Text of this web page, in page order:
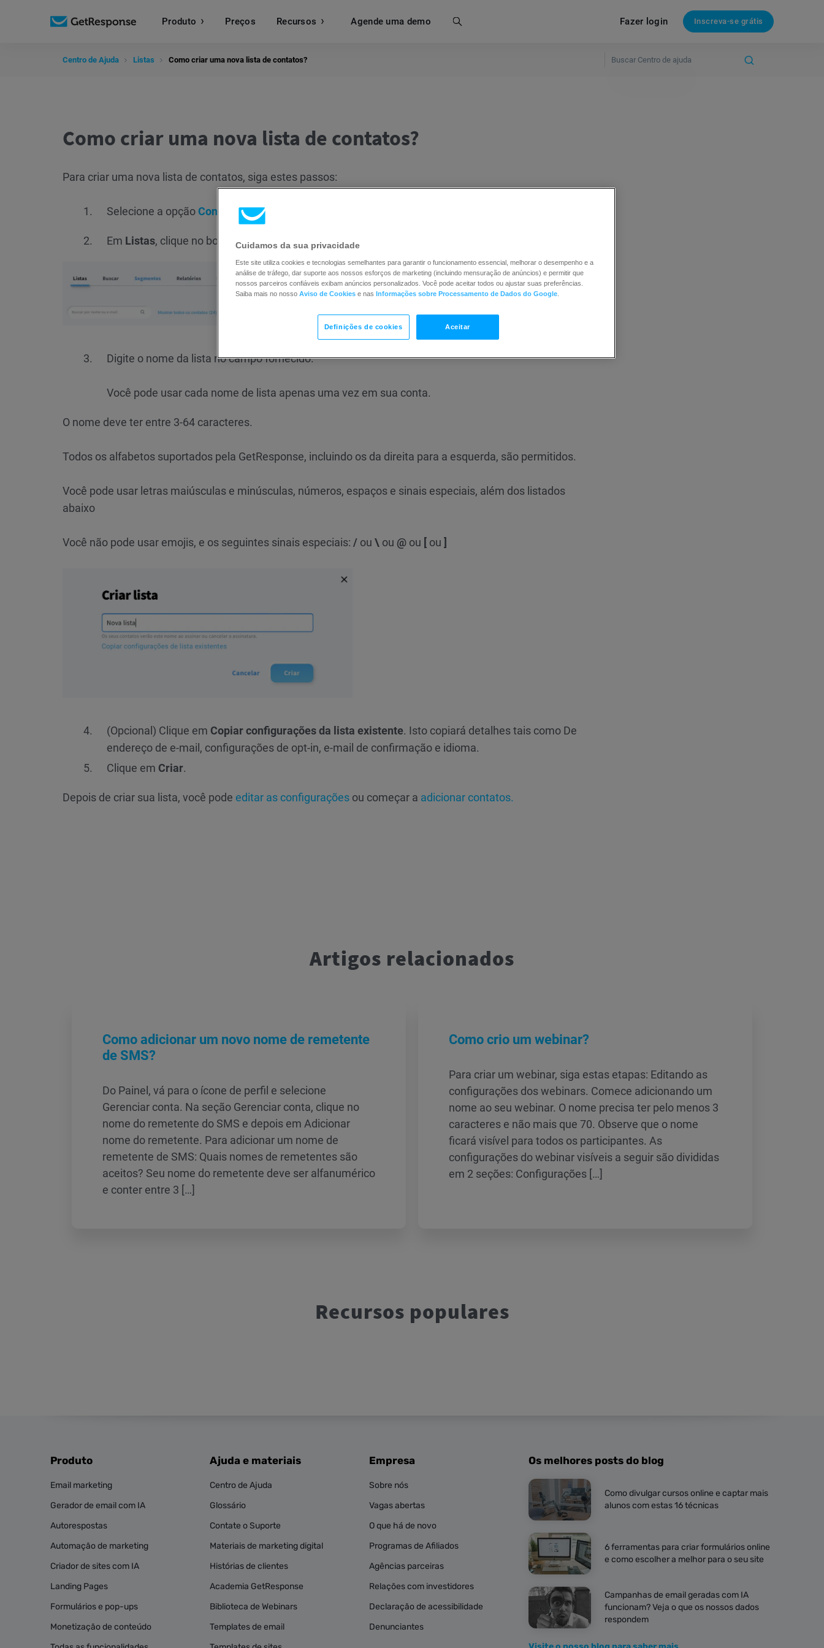
Produto Preços Recursos Agende uma demo
Busca Fazer login Inscreva-se grátis
Centro de Ajuda Listas Como criar uma nova lista de contatos?
Como criar uma nova lista de contatos?
Para criar uma nova lista de contatos, siga estes passos:
Selecione a opçãoContatos.
Em Listas, clique no botãoCriar lista
Digite o nome da lista no campo fornecido.
Você pode usar cada nome de lista apenas uma vez em sua conta.
O nome deve ter entre 3-64 caracteres.
Todos os alfabetos suportados pela GetResponse, incluindo os da direita para a esquerda, são permitidos.
Você pode usar letras maiúsculas e minúsculas, números, espaços e sinais especiais, além dos listados
abaixo
Você não pode usar emojis, e os seguintes sinais especiais: / ou \ ou @ ou [ ou ]
(Opcional) Clique em Copiar configurações da lista existente. Isto copiará detalhes tais como De
endereço de e-mail, configurações de opt-in, e-mail de confirmação e idioma.
Clique em Criar.
Depois de criar sua lista, você pode editar as configurações ou começar a adicionar contatos.
Artigos relacionados
Como adicionar um novo nome de remetente
de SMS?
Do Painel, vá para o ícone de perfil e selecione
Gerenciar conta. Na seção Gerenciar conta, clique no
nome do remetente do SMS e depois em Adicionar
nome do remetente. Para adicionar um nome de
remetente de SMS: Quais nomes de remetentes são
aceitos? Seu nome do remetente deve ser alfanumérico
e conter entre 3 […]
Como crio um webinar?
Para criar um webinar, siga estas etapas: Editando as
configurações dos webinars. Comece adicionando um
nome ao seu webinar. O nome precisa ter pelo menos 3
caracteres e não mais que 70. Observe que o nome
ficará visível para todos os participantes. As
configurações do webinar visíveis a seguir são divididas
em 2 seções: Configurações […]
Recursos populares
Produto
Email marketing
Gerador de email com IA
Autorespostas
Automação de marketing
Criador de sites com IA
Landing Pages
Formulários e pop-ups
Monetização de conteúdo
Ajuda e materiais
Centro de Ajuda
Glossário
Contate o Suporte
Materiais de marketing digital
Histórias de clientes
Academia GetResponse
Biblioteca de Webinars
Templates de email
Empresa
Sobre nós
Vagas abertas
O que há de novo
Programas de Afiliados
Agências parceiras
Relações com investidores
Declaração de acessibilidade
Denunciantes
Os melhores posts do blog
Como divulgar cursos online e captar mais
alunos com estas 16 técnicas
6 ferramentas para criar formulários online
e como escolher a melhor para o seu site
Campanhas de email geradas com IA
funcionam? Veja o que os nossos dados
respondem
Cuidamos da sua privacidade
Este site utiliza cookies e tecnologias semelhantes para garantir o funcionamento essencial, melhorar o desempenho e a
análise de tráfego, dar suporte aos nossos esforços de marketing (incluindo mensuração de anúncios) e permitir que
nossos parceiros confiáveis exibam anúncios personalizados. Você pode aceitar todos ou ajustar suas preferências.
Saiba mais no nosso Aviso de Cookies e nas Informações sobre Processamento de Dados do Google
Definições de cookies Aceitar